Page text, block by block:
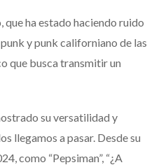
ha estado haciendo ruido
y punk californiano de las
que busca transmitir un
su versatilidad y
llegamos a pasar. Desde su
como “Pepsiman”, “¿A